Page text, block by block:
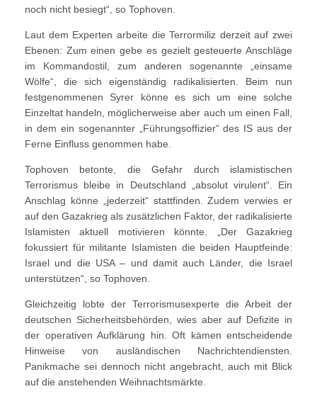
noch nicht besiegt“, so Tophoven.
Laut dem Experten arbeite die Terrormiliz derzeit auf zwei
Ebenen: Zum einen gebe es gezielt gesteuerte Anschläge
im Kommandostil, zum anderen sogenannte „einsame
Wölfe“, die sich eigenständig radikalisierten. Beim nun
festgenommenen Syrer könne es sich um eine solche
Einzeltat handeln, möglicherweise aber auch um einen Fall,
in dem ein sogenannter „Führungsoffizier“ des IS aus der
Ferne Einfluss genommen habe.
Tophoven betonte, die Gefahr durch islamistischen
Terrorismus bleibe in Deutschland „absolut virulent“. Ein
Anschlag könne „jederzeit“ stattfinden. Zudem verwies er
auf den Gazakrieg als zusätzlichen Faktor, der radikalisierte
Islamisten aktuell motivieren könnte. „Der Gazakrieg
fokussiert für militante Islamisten die beiden Hauptfeinde:
Israel und die USA – und damit auch Länder, die Israel
unterstützen“, so Tophoven.
Gleichzeitig lobte der Terrorismusexperte die Arbeit der
deutschen Sicherheitsbehörden, wies aber auf Defizite in
der operativen Aufklärung hin. Oft kämen entscheidende
Hinweise von ausländischen Nachrichtendiensten.
Panikmache sei dennoch nicht angebracht, auch mit Blick
auf die anstehenden Weihnachtsmärkte.